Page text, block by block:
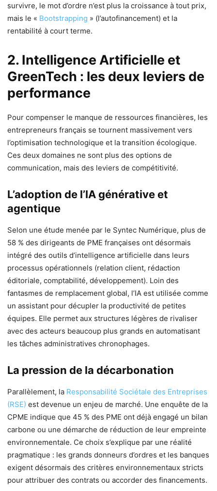
survivre, le mot d’ordre n’est plus la croissance à tout prix,
mais le « Bootstrapping » (l’autofinancement) et la
rentabilité à court terme.
2. Intelligence Artificielle et
GreenTech : les deux leviers de
performance
Pour compenser le manque de ressources financières, les
entrepreneurs français se tournent massivement vers
l’optimisation technologique et la transition écologique.
Ces deux domaines ne sont plus des options de
communication, mais des leviers de compétitivité.
L’adoption de l’IA générative et
agentique
Selon une étude menée par le Syntec Numérique, plus de
58 % des dirigeants de PME françaises ont désormais
intégré des outils d’intelligence artificielle dans leurs
processus opérationnels (relation client, rédaction
éditoriale, comptabilité, développement). Loin des
fantasmes de remplacement global, l’IA est utilisée comme
un assistant pour décupler la productivité de petites
équipes. Elle permet aux structures légères de rivaliser
avec des acteurs beaucoup plus grands en automatisant
les tâches administratives chronophages.
La pression de la décarbonation
Parallèlement, la Responsabilité Sociétale des Entreprises
(RSE) est devenue un enjeu de marché. Une enquête de la
CPME indique que 45 % des PME ont déjà engagé un bilan
carbone ou une démarche de réduction de leur empreinte
environnementale. Ce choix s’explique par une réalité
pragmatique : les grands donneurs d’ordres et les banques
exigent désormais des critères environnementaux stricts
pour attribuer des contrats ou accorder des financements.